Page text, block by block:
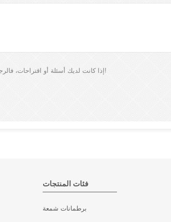
إذا كانت لديك أسئلة أو اقتراحات، فالرجاء ترك لنا رسالة، وسوف نقوم بالرد عليك في أقرب وقت ممكن!
فئات المنتجات
برطمانات شمعة